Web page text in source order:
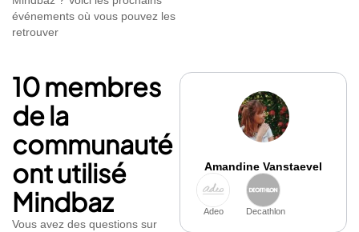
événements où vous pouvez les
retrouver
10 membres
de la
communauté
ont utilisé
Mindbaz
Vous avez des questions sur
Amandine Vanstaevel
Adeo Decathlon